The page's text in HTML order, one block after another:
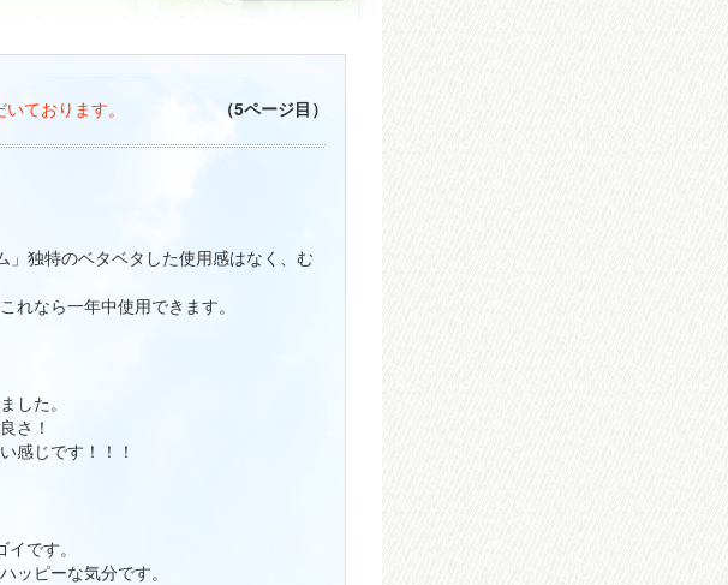
（5ページ目）
ております。
独特のベタベタした使用感はなく、む
れなら一年中使用できます。
した。
さ！
感じです！！！
です。
ッピーな気分です。